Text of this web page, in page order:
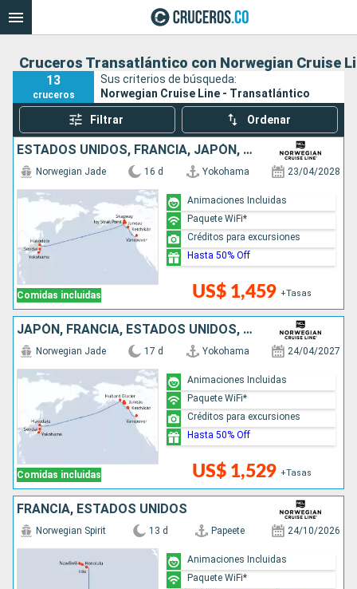
Cruceros Transatlántico con Norwegian Cruise
13
cruceros
Sus criterios de búsqueda:
Norwegian Cruise Line - Transatlántico
Filtrar Ordenar
ESTADOS UNIDOS, FRANCIA, JAPÓN, CANADÁ
Comidas incluidas
Norwegian Jade 16 d Yokohama 23/04/2028
US$ 1,459 +Tasas
Animaciones Incluidas
Paquete WiFi*
Créditos para excursiones
Hasta 50% Off
JAPÓN, FRANCIA, ESTADOS UNIDOS, CANADÁ
Comidas incluidas
Norwegian Jade 17 d Yokohama 24/04/2027
US$ 1,529 +Tasas
Animaciones Incluidas
Paquete WiFi*
Créditos para excursiones
Hasta 50% Off
FRANCIA, ESTADOS UNIDOS
Norwegian Spirit 13 d Papeete 24/10/2026
Animaciones Incluidas
Paquete WiFi*